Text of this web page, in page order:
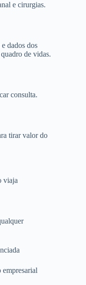
e cirurgias.
dados dos
de vidas.
consulta.
tirar valor do
viaja